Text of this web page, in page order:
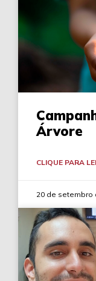
Árvore
CLIQUE PARA
20 de setembro